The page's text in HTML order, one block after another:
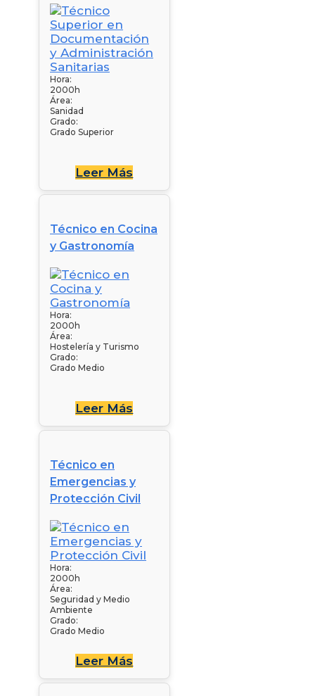
Hora:
2000h
Área:
Sanidad
Grado:
Grado Superior
Leer Más
Técnico en Cocina
y Gastronomía
Hora:
2000h
Área:
Hostelería y Turismo
Grado:
Grado Medio
Leer Más
Técnico en
Emergencias y
Protección Civil
Hora:
2000h
Área:
Seguridad y Medio
Ambiente
Grado:
Grado Medio
Leer Más